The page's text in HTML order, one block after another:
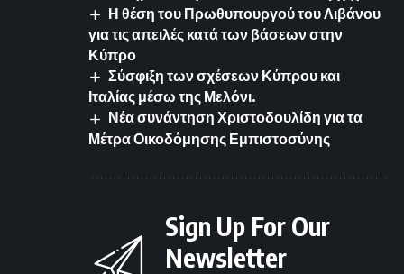
Η θέση του Πρωθυπουργού του Λιβάνου
για τις απειλές κατά των βάσεων στην
Κύπρο
Σύσφιξη των σχέσεων Κύπρου και
Ιταλίας μέσω της Μελόνι.
Νέα συνάντηση Χριστοδουλίδη για τα
Μέτρα Οικοδόμησης Εμπιστοσύνης
Sign Up For Our
Newsletter